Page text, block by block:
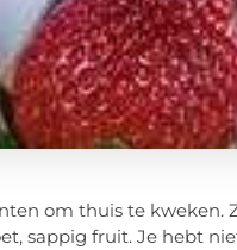
om thuis te kweken.
sappig fruit. Je hebt